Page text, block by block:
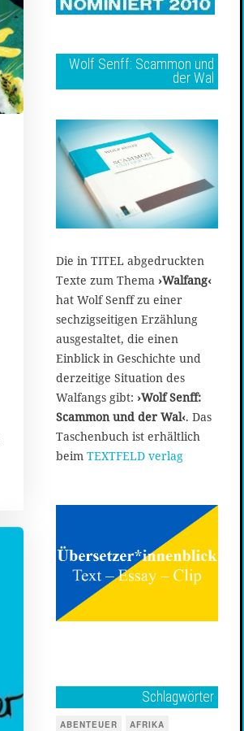
Wolf Senff: Scammon und
der Wal
Die in TITEL abgedruckten
Texte zum Thema ›Walfang‹
hat Wolf Senff zu einer
sechzigseitigen Erzählung
ausgestaltet, die einen
Einblick in Geschichte und
derzeitige Situation des
Walfangs gibt: ›Wolf Senff:
Scammon und der Wal‹. Das
Taschenbuch ist erhältlich
beim TEXTFELD verlag
Schlagwörter
ABENTEUER
AFRIKA